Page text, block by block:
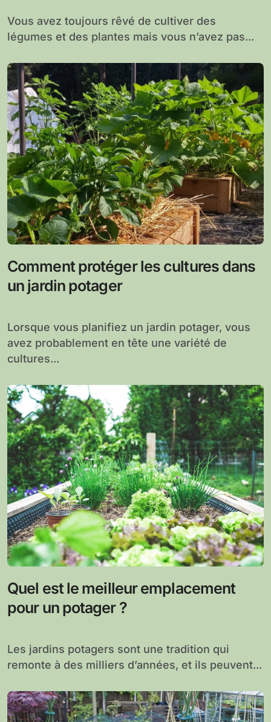
Vous avez toujours rêvé de cultiver des
légumes et des plantes mais vous n’avez pas...
Comment protéger les cultures dans
un jardin potager
Lorsque vous planifiez un jardin potager, vous
avez probablement en tête une variété de
cultures...
Quel est le meilleur emplacement
pour un potager ?
Les jardins potagers sont une tradition qui
remonte à des milliers d’années, et ils peuvent...